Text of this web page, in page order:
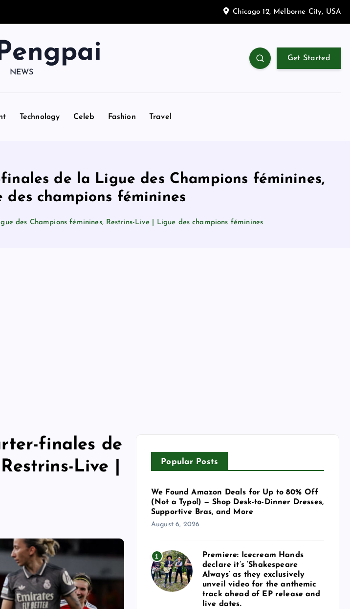
Chicago 12, Melborne City, USA
Pengpai
NEWS
Get Started
Technology Celeb Fashion Travel
de la Ligue des Champions féminines,
des champions féminines
des Champions féminines, Restrins-Live | Ligue des champions féminines
finales de
Live |
Popular Posts
We Found Amazon Deals for Up to 80% Off
(Not a Typo!) — Shop Desk-to-Dinner Dresses,
Supportive Bras, and More
August 6, 2026
1
Premiere: Icecream Hands
declare it’s ‘Shakespeare
Always’ as they exclusively
unveil video for the anthemic
track ahead of EP release and
live dates.